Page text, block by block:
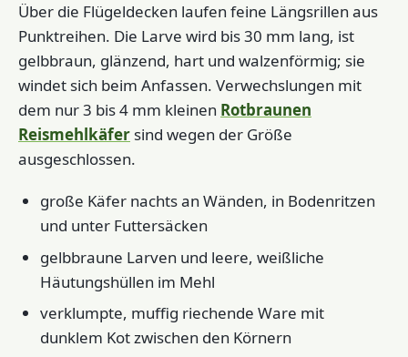
Über die Flügeldecken laufen feine Längsrillen aus
Punktreihen. Die Larve wird bis 30 mm lang, ist
gelbbraun, glänzend, hart und walzenförmig; sie
windet sich beim Anfassen. Verwechslungen mit
dem nur 3 bis 4 mm kleinen Rotbraunen
Reismehlkäfer sind wegen der Größe
ausgeschlossen.
große Käfer nachts an Wänden, in Bodenritzen
und unter Futtersäcken
gelbbraune Larven und leere, weißliche
Häutungshüllen im Mehl
verklumpte, muffig riechende Ware mit
dunklem Kot zwischen den Körnern